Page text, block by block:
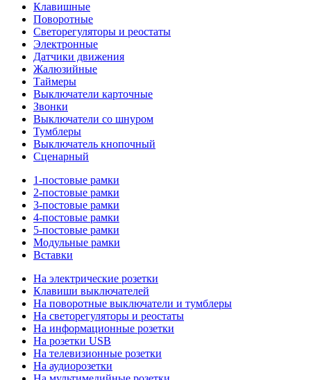
Клавишные
Поворотные
Светорегуляторы и реостаты
Электронные
Датчики движения
Жалюзийные
Таймеры
Выключатели карточные
Звонки
Выключатели со шнуром
Тумблеры
Выключатель кнопочный
Сценарный
1-постовые рамки
2-постовые рамки
3-постовые рамки
4-постовые рамки
5-постовые рамки
Модульные рамки
Вставки
На электрические розетки
Клавиши выключателей
На поворотные выключатели и тумблеры
На светорегуляторы и реостаты
На информационные розетки
На розетки USB
На телевизионные розетки
На аудиорозетки